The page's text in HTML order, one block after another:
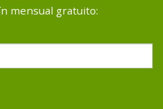
mensual gratuito: